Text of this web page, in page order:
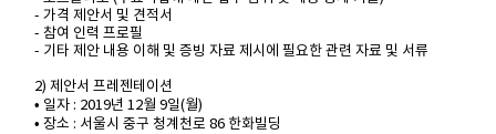
- 가격 제안서 및 견적서
- 참여 인력 프로필
- 기타 제안 내용 이해 및 증빙 자료 제시에 필요한 관련 자료 및 서류
2) 제안서 프레젠테이션
• 일자 : 2019년 12월 9일(월)
• 장소 : 서울시 중구 청계천로 86 한화빌딩